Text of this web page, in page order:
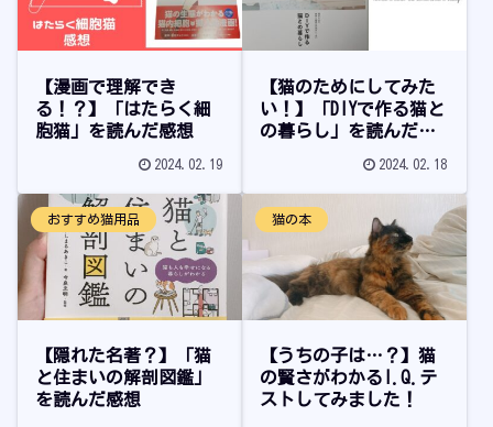
【漫画で理解でき
る！？】「はたらく細
胞猫」を読んだ感想
2024.02.19
【猫のためにしてみた
い！】「DIYで作る猫と
の暮らし」を読んだ感
2024.02.18
おすすめ猫用品
【隠れた名著？】「猫
と住まいの解剖図鑑」
を読んだ感想
猫の本
【うちの子は…？】猫
の賢さがわかるI.Q.テ
ストしてみました！